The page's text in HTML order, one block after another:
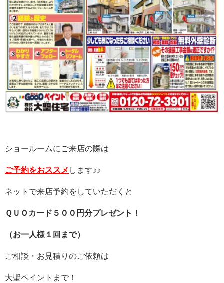
ショールームにご来店の際は
ご予約をおススメ します♪♪
ネットで来店予約をしていただくと
ＱＵＯカード５００円分プレゼント！
（お一人様１回まで）
ご相談・お見積りのご依頼は
大聖ペイントまで！